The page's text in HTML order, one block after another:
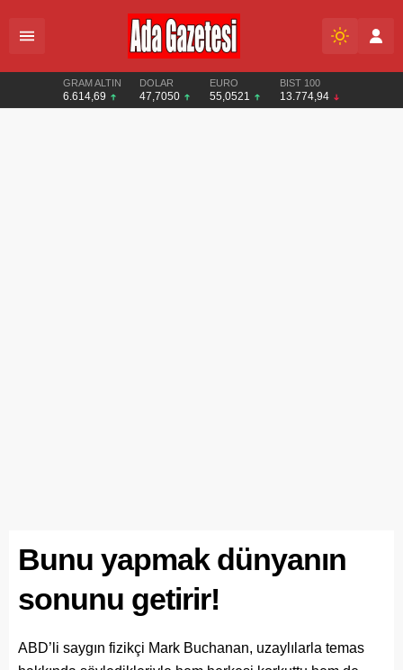
GRAM ALTIN
6.614,69
DOLAR
47,7050
EURO
55,0521
BIST 100
13.774,94
Bunu yapmak dünyanın
sonunu getirir!
ABD’li saygın fizikçi Mark Buchanan, uzaylılarla temas